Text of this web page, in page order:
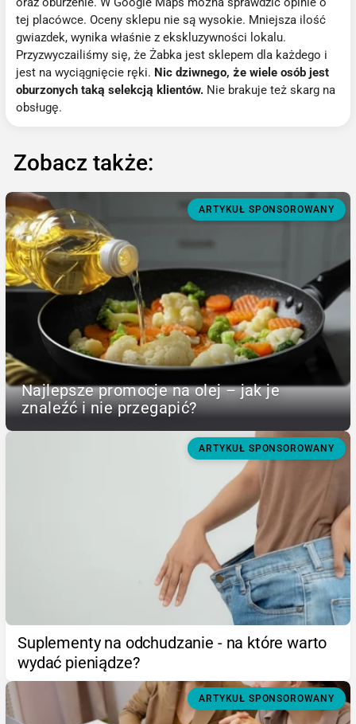
tej placówce. Oceny sklepu nie są wysokie. Mniejsza ilość
gwiazdek, wynika właśnie z ekskluzywności lokalu.
Przyzwyczailiśmy się, że Żabka jest sklepem dla każdego i
jest na wyciągnięcie ręki. Nic dziwnego, że wiele osób jest
oburzonych taką selekcją klientów. Nie brakuje też skarg na
obsługę.
Zobacz także:
ARTYKUŁ SPONSOROWANY
Najlepsze promocje na olej – jak je
znaleźć i nie przegapić?
ARTYKUŁ SPONSOROWANY
Suplementy na odchudzanie - na które warto
wydać pieniądze?
ARTYKUŁ SPONSOROWANY